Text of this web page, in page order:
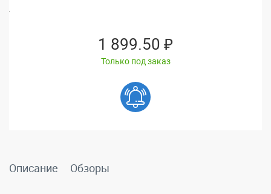
1 899.50 ₽
Только под заказ
Описание Обзоры